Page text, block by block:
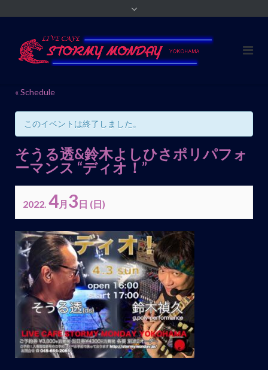
« Schedule
このイベントは終了しました。
そうる透&鈴木よしひさポリパフォ
ーマンス “ディオ！”
2022. 4月 3日 (日)
イ
ベ
ン
ト
ナ
ゲ
ー